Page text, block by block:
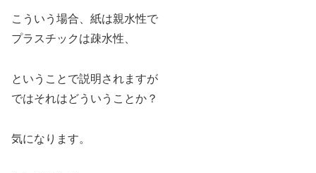
こういう場合、紙は親水性で
プラスチックは疎水性、
ということで説明されますが
ではそれはどういうことか？
気になります。